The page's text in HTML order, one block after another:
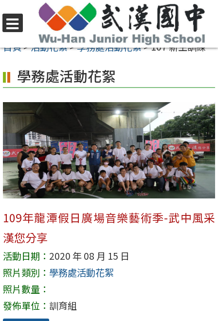
至
內
容
選
單
首頁>活動花絮>學務處活動花絮>107 新生訓練
學務處活動花絮
109年龍潭假日廣場音樂藝術季-武中風采
漢您分享
活動日期： 2020 年 08 月 15 日
照片類別： 學務處活動花絮
照片數量：
發佈單位： 訓育組